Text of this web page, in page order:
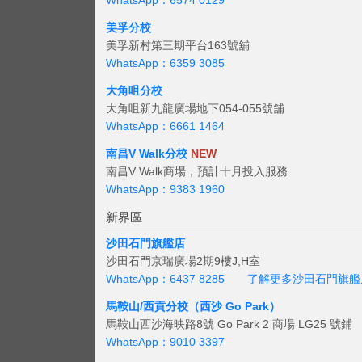
美孚分校
美孚新村第三期平台163號舖
WhatsApp：6359 3085
大角咀分校
大角咀新九龍廣場地下054-055號舖
WhatsApp：6661 1464
南昌V Walk分校 NEW
南昌V Walk商場，預計十月投入服務
WhatsApp：9383 1960
新界區
沙田石門旗艦店
沙田石門京瑞廣場2期9樓J,H室
WhatsApp：6437 8285
了解更多沙田石門旗
馬鞍山/西貢分校（西沙 Go Park）
馬鞍山西沙海映路8號 Go Park 2 商場 LG25 號鋪
WhatsApp：9010 3397